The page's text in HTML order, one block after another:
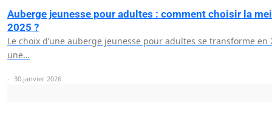
Auberge jeunesse pour adultes : comment choisir la
2025 ?
Le choix d’une auberge jeunesse pour adultes se transforme en
une…
30 janvier 2026